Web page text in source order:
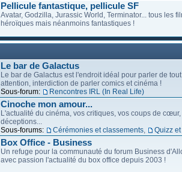
Pellicule fantastique, pellicule SF
Avatar, Godzilla, Jurassic World, Terminator... tous les
héroïques mais néanmoins fantastiques !
Le bar de Galactus
Le bar de Galactus est l'endroit idéal pour parler de
attention, interdiction de parler comics et cinéma !
Sous-forum:
Rencontres IRL (In Real Life)
Cinoche mon amour...
L'actualité du cinéma, vos critiques, vos coups de cœur,
déceptions...
Sous-forums:
Cérémonies et classements Quizz
Box Office - Business
Un refuge pour la communauté du forum Business
avec passion l'actualité du box office depuis 2003 !